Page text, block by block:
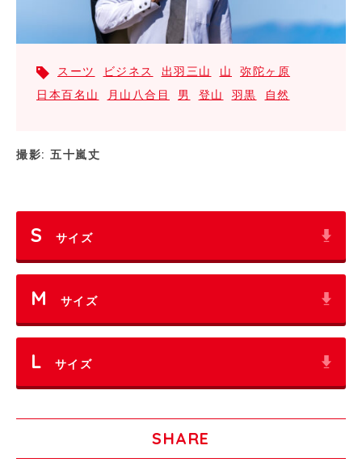
スーツ ビジネス 出羽三山 山
弥陀ヶ原
日本百名山
月山八合目 男 登山 羽黒 自然
撮影: 五十嵐丈
S サイズ
M サイズ
L サイズ
SHARE